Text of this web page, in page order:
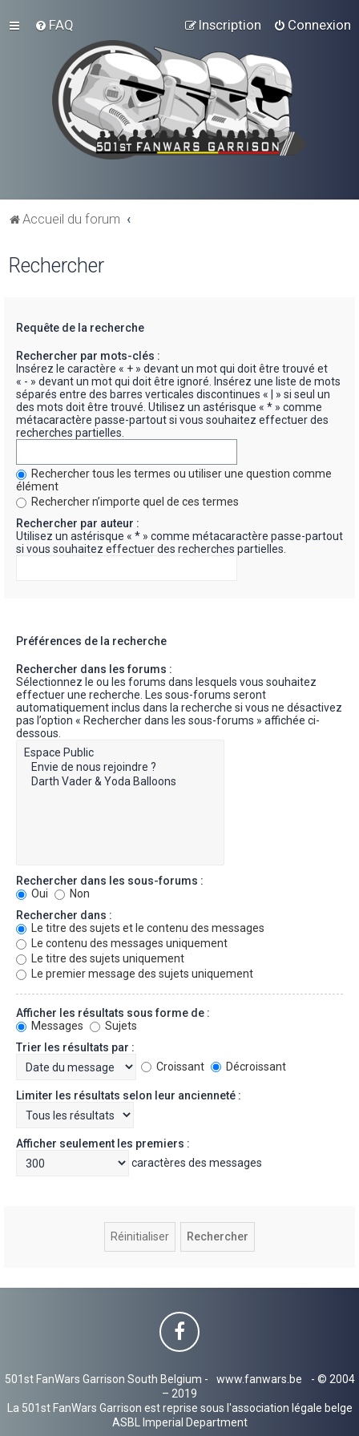
FAQ Connexion
Inscription
Accueil du forum
Rechercher
Requête de la recherche
Rechercher par mots-clés :
Insérez le caractère « + » devant un mot qui doit être trouvé et
« - » devant un mot qui doit être ignoré. Insérez une liste de mots
séparés entre des barres verticales discontinues « | » si seul un
des mots doit être trouvé. Utilisez un astérisque « * » comme
métacaractère passe-partout si vous souhaitez effectuer des
recherches partielles.
Rechercher tous les termes ou utiliser une question comme
élément
Rechercher n’importe quel de ces termes
Rechercher par auteur :
Utilisez un astérisque « * » comme métacaractère passe-partout
si vous souhaitez effectuer des recherches partielles.
Préférences de la recherche
Rechercher dans les forums :
Sélectionnez le ou les forums dans lesquels vous souhaitez
effectuer une recherche. Les sous-forums seront
automatiquement inclus dans la recherche si vous ne désactivez
pas l’option « Rechercher dans les sous-forums » affichée ci-
dessous.
Rechercher dans les sous-forums :
Oui
Non
Rechercher dans :
Le titre des sujets et le contenu des messages
Le contenu des messages uniquement
Le titre des sujets uniquement
Le premier message des sujets uniquement
Afficher les résultats sous forme de :
Messages
Sujets
Trier les résultats par :
Croissant
Décroissant
Limiter les résultats selon leur ancienneté :
Afficher seulement les premiers :
caractères des messages
501st FanWars Garrison South Belgium - www.fanwars.be
- © 2004
– 2019
La 501st FanWars Garrison est reprise sous l'association légale belge
ASBL Imperial Department